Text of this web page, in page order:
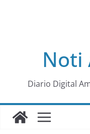
al
Noti
Diario Digital